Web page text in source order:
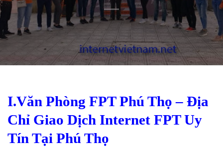
I.Văn Phòng FPT Phú Thọ – Địa
Chỉ Giao Dịch Internet FPT Uy
Tín Tại Phú Thọ